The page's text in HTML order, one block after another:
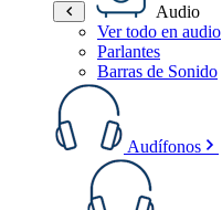
Audio
Ver todo en audio
Parlantes
Barras de Sonido
Audífonos